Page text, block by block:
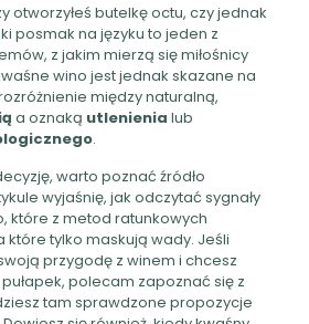
otworzyłeś butelkę octu, czy jednak
posmak na języku to jeden z
z jakim mierzą się miłośnicy
wino jest jednak skazane na
między naturalną,
a oznaką utlenienia lub
.
warto poznać źródło
wyjaśnię, jak odczytać sygnały
które z metod ratunkowych
które tylko maskują wady. Jeśli
przygodę z winem i chcesz
polecam zapoznać się z
tam sprawdzone propozycje